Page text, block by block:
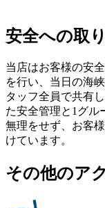
安全への取
当店はお客様の安
を行い、当日の海
タッフ全員で共有
た安全管理と1グル
無理をせず、お客
けています。
その他のア